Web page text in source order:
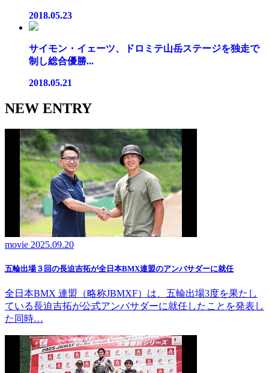
2018.05.23
サイモン・イェーツ、ドロミテ山岳ステージを独走で
制し総合優勝...
2018.05.21
NEW ENTRY
movie 2025.09.20
五輪出場３回の長迫吉拓が全日本BMX連盟のアンバサダーに就任
全日本BMX 連盟（略称JBMXF）は、五輪出場3度を果たし
ている長迫吉拓が公式アンバサダーに就任したことを発表し
た同時…